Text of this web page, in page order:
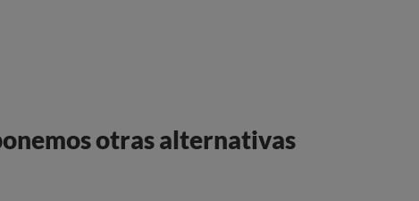
otras alternativas